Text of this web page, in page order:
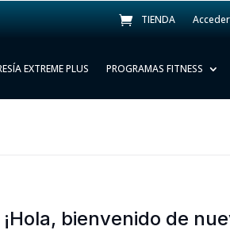
TIENDA Acceder
EXTREME PLUS PROGRAMAS FITNESS
¡Hola, bienvenido de